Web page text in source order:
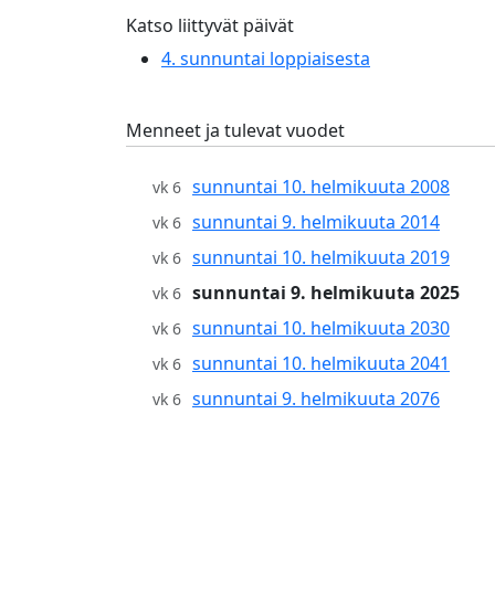
Katso liittyvät päivät
4. sunnuntai loppiaisesta
Menneet ja tulevat vuodet
vk 6 sunnuntai 10. helmikuuta 2008
vk 6 sunnuntai 9. helmikuuta 2014
vk 6 sunnuntai 10. helmikuuta 2019
vk 6 sunnuntai 9. helmikuuta 2025
vk 6 sunnuntai 10. helmikuuta 2030
vk 6 sunnuntai 10. helmikuuta 2041
vk 6 sunnuntai 9. helmikuuta 2076